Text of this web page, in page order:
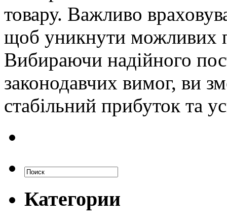
товару. Важливо
щоб уникнути можливих
Вибираючи надійного
законодавчих вимог, ви
стабільний прибуток та
Категории